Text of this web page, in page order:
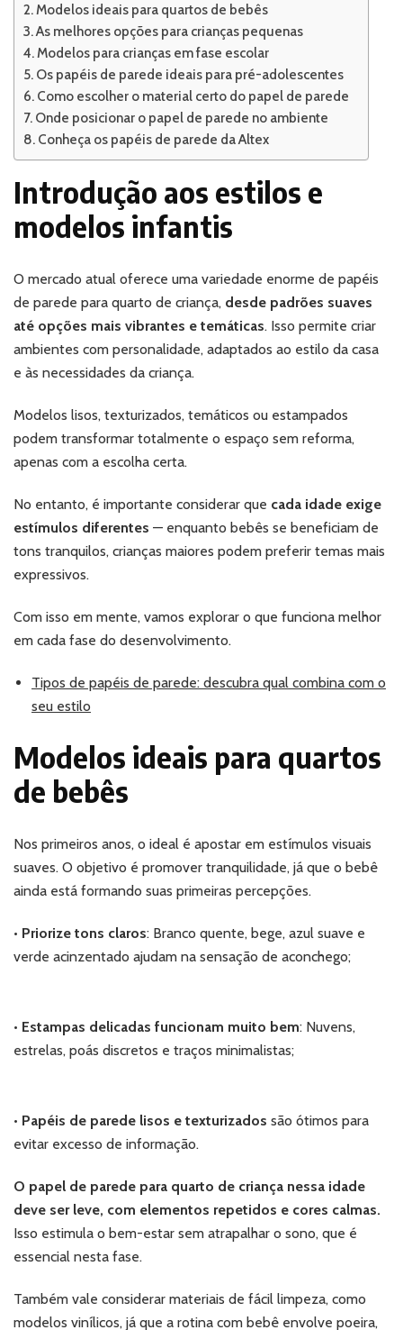
Modelos ideais para quartos de bebês
As melhores opções para crianças pequenas
Modelos para crianças em fase escolar
Os papéis de parede ideais para pré-adolescentes
Como escolher o material certo do papel de parede
Onde posicionar o papel de parede no ambiente
Conheça os papéis de parede da Altex
Introdução aos estilos e
modelos infantis
O mercado atual oferece uma variedade enorme de papéis
de parede para quarto de criança, desde padrões suaves
até opções mais vibrantes e temáticas. Isso permite criar
ambientes com personalidade, adaptados ao estilo da casa
e às necessidades da criança.
Modelos lisos, texturizados, temáticos ou estampados
podem transformar totalmente o espaço sem reforma,
apenas com a escolha certa.
No entanto, é importante considerar que cada idade exige
estímulos diferentes — enquanto bebês se beneficiam de
tons tranquilos, crianças maiores podem preferir temas mais
expressivos.
Com isso em mente, vamos explorar o que funciona melhor
em cada fase do desenvolvimento.
Tipos de papéis de parede: descubra qual combina com o
seu estilo
Modelos ideais para quartos
de bebês
Nos primeiros anos, o ideal é apostar em estímulos visuais
suaves. O objetivo é promover tranquilidade, já que o bebê
ainda está formando suas primeiras percepções.
• Priorize tons claros: Branco quente, bege, azul suave e
verde acinzentado ajudam na sensação de aconchego;
• Estampas delicadas funcionam muito bem: Nuvens,
estrelas, poás discretos e traços minimalistas;
• Papéis de parede lisos e texturizados são ótimos para
evitar excesso de informação.
O papel de parede para quarto de criança nessa idade
deve ser leve, com elementos repetidos e cores calmas.
Isso estimula o bem-estar sem atrapalhar o sono, que é
essencial nesta fase.
Também vale considerar materiais de fácil limpeza, como
modelos vinílicos, já que a rotina com bebê envolve poeira,